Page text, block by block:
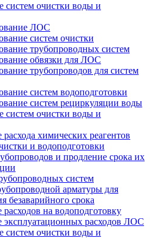
систем очистки воды и
ЛОС
систем очистки
трубопроводных систем
обвязки для ЛОС
трубопроводов для систем
систем водоподготовки
систем рециркуляции воды
систем очистки воды и
химических реагентов
и водоподготовки
и продление срока их
систем
арматуры для
безаварийного срока
на водоподготовку
расходов ЛОС
систем очистки воды и